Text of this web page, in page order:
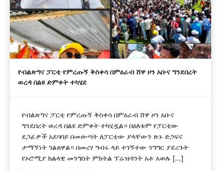
የብልጽግና ፓርቲ የምረጡኝ ቅስቀሳ በምዕራብ ሸዋ ዞን አቡና ግንደበረት
ወረዳ በልዩ ድምቀት ተካሄደ
የብልጽግና ፓርቲ የምረጡኝ ቅስቀሳ በምዕራብ ሸዋ ዞን አቡና
ግንደበረት ወረዳ በልዩ ድምቀት ተካሂዷል። በዕለቱም የፓርቲው
ደጋፊዎች አደባባይ በመውጣት ለፓርቲው ያላቸውን ጽኑ ድጋፍና
ታማኝነት ገልጸዋል። በመረሃ ግብሩ ላይ ተገኝተው ንግግር ያደረጉት
የኦሮሚያ ክልላዊ መንግስት ምክትል ፕሬዝዳንት አቶ አወሉ [...]